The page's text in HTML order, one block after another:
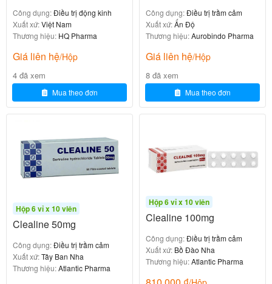
-Uống nguyên viên, không bẻ, hoặc nghiền nát.
Liều dùng:
Tùy thuộc lứa tuổi, bác sĩ chỉ định liều cụ thể, liều
tham khảo.
-1 viên/lần/ngày.
uống thuốc, quá liều và cách xử trí?
Quên uống thuốc:
-Uống ngay khi nhớ ra, nếu gần liều tiếp theo bỏ qua
liều đã quên, không uống gấp đôi liều.
Quá liều:
-Chưa có báo cáo nào.
Công dụng:Điều trị động kinh
Xuất xứ:Việt Nam
Thương hiệu: HQ Pharma
Giá liên hệ/Hộp
4 đã xem
Mua theo đơn
Công dụng:Điều trị trầm cảm
Xuất xứ:Ấn Độ
Thương hiệu:Aurobindo Pharma
Giá liên hệ/Hộp
8 đã xem
Mua theo đơn
Hộp 6 vỉ x 10 viên
Clealine 50mg
Công dụng:Điều trị trầm cảm
Xuất xứ:Tây Ban Nha
Thương hiệu:Atlantic Pharma
Hộp 6 vỉ x 10 viên
Clealine 100mg
Công dụng:Điều trị trầm cảm
Xuất xứ: Bồ Đào Nha
Thương hiệu:Atlantic Pharma